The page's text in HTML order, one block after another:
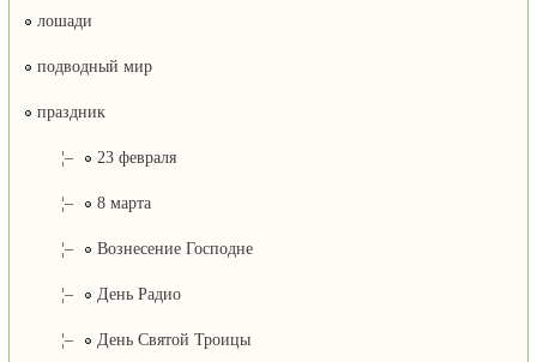
лошади
подводный мир
праздник
¦– 23 февраля
¦– 8 марта
¦– Вознесение Господне
¦– День Радио
¦– День Святой Троицы